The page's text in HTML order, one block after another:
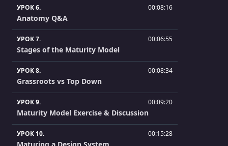
УРОК 6. 00:08:16
Anatomy Q&A
УРОК 7. 00:06:55
Stages of the Maturity Model
УРОК 8. 00:08:34
Grassroots vs Top Down
УРОК 9. 00:09:20
Maturity Model Exercise & Discussion
УРОК 10. 00:15:28
Maturing a Design System